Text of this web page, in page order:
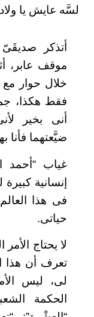
لسَّه عايش يا
أتذكر
موقف عابر،
خلال حوار
فقط هكذا،
أنى بخير
ضيَّعتهما فأنا
غياب “أحمد
إنسانية
فى هذا
حياتى.
لا يحتاج
تعرف أن هذا
لى، ليس
الحكمة